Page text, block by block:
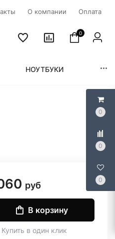
0
0
0
О компании Оплата
0
НОУТБУКИ
руб
В корзину
Купить в один клик